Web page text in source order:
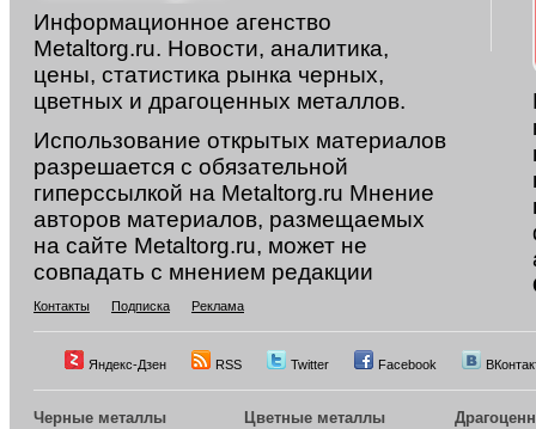
Информационное агенство
Metaltorg.ru. Новости, аналитика,
цены, статистика рынка черных,
цветных и драгоценных металлов.
Использование открытых материалов
разрешается с обязательной
гиперссылкой на Metaltorg.ru Мнение
авторов материалов, размещаемых
на сайте Metaltorg.ru, может не
совпадать с мнением редакции
Контакты Подписка Реклама
Яндекс-Дзен RSS Twitter Facebook
Черные металлы Цветные металлы